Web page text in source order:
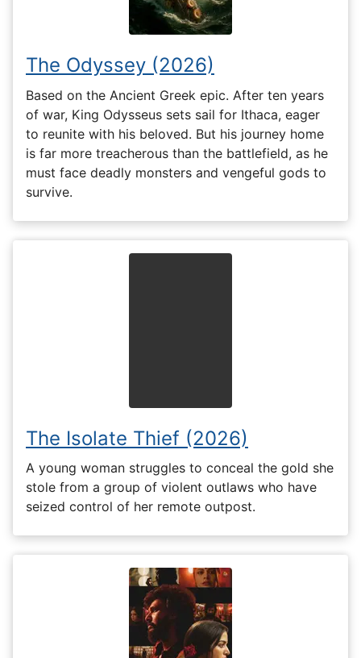
The Odyssey (2026)
Based on the Ancient Greek epic. After ten years
of war, King Odysseus sets sail for Ithaca, eager
to reunite with his beloved. But his journey home
is far more treacherous than the battlefield, as he
must face deadly monsters and vengeful gods to
survive.
The Isolate Thief (2026)
A young woman struggles to conceal the gold she
stole from a group of violent outlaws who have
seized control of her remote outpost.